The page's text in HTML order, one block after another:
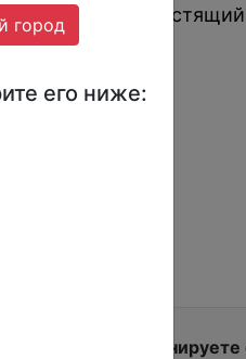
город
его ниже:
легкий,
на маргарине.
Если вы планируете